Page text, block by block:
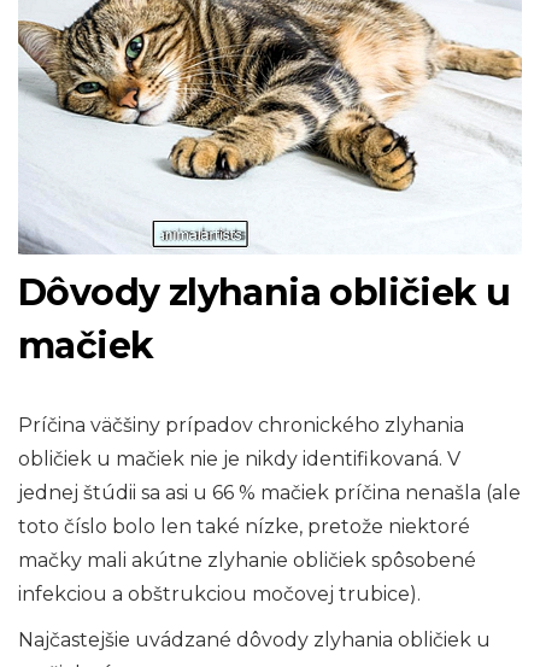
Dôvody zlyhania obličiek u
mačiek
Príčina väčšiny prípadov chronického zlyhania
obličiek u mačiek nie je nikdy identifikovaná. V
jednej štúdii sa asi u 66 % mačiek príčina nenašla (ale
toto číslo bolo len také nízke, pretože niektoré
mačky mali akútne zlyhanie obličiek spôsobené
infekciou a obštrukciou močovej trubice).
Najčastejšie uvádzané dôvody zlyhania obličiek u